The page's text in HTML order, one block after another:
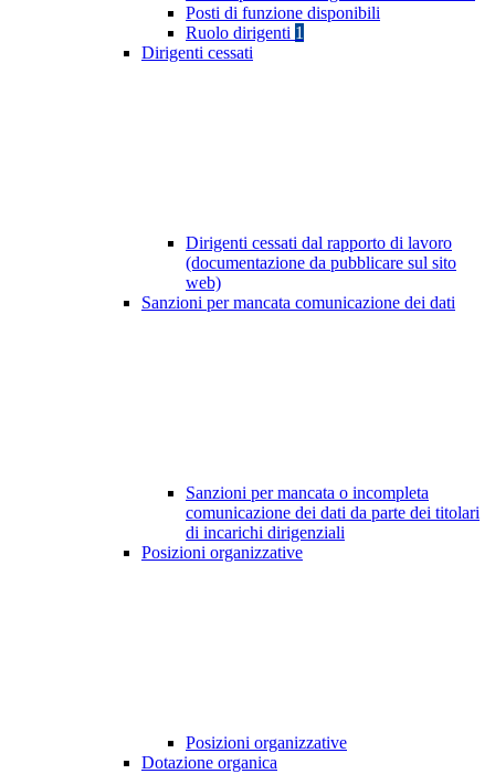
Posti di funzione disponibili
Ruolo dirigenti 1
Dirigenti cessati
Dirigenti cessati dal rapporto di lavoro
(documentazione da pubblicare sul sito
web)
Sanzioni per mancata comunicazione dei dati
Sanzioni per mancata o incompleta
comunicazione dei dati da parte dei titolari
di incarichi dirigenziali
Posizioni organizzative
Posizioni organizzative
Dotazione organica